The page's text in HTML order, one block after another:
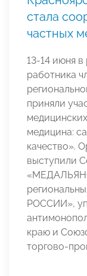
стала
частных
13-14 июня
работника
приняли
медицина:
качество».
выступили
РОССИИ»,
краю и
торгово-